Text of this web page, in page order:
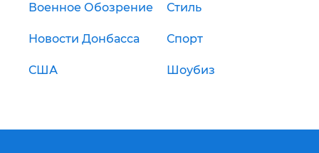
Военное Обозрение Стиль
Новости Донбасса Спорт
США Шоубиз